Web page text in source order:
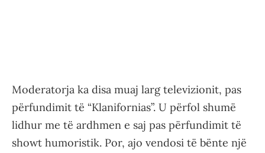
Moderatorja ka disa muaj larg televizionit, pas
përfundimit të “Klanifornias”. U përfol shumë
lidhur me të ardhmen e saj pas përfundimit të
showt humoristik. Por, ajo vendosi të bënte një